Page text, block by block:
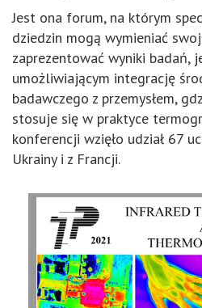
Jest ona forum, na którym
dziedzin mogą wymieniać
zaprezentować wyniki badań,
umożliwiającym integrację
badawczego z przemysłem,
stosuje się w praktyce
konferencji wzięło udział 67
Ukrainy i z Francji.